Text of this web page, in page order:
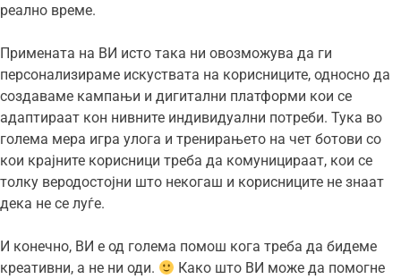
реално време.
Примената на ВИ исто така ни овозможува да ги
персонализираме искуствата на корисниците, односно да
создаваме кампањи и дигитални платформи кои се
адаптираат кон нивните индивидуални потреби. Тука во
голема мера игра улога и тренирањето на чет ботови со
кои крајните корисници треба да комуницираат, кои се
толку веродостојни што некогаш и корисниците не знаат
дека не се луѓе.
И конечно, ВИ е од голема помош кога треба да бидеме
креативни, а не ни оди.
Како што ВИ може да помогне